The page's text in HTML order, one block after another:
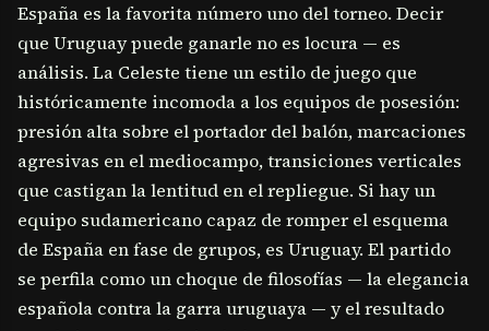
España es la favorita número uno del torneo. Decir
que Uruguay puede ganarle no es locura — es
análisis. La Celeste tiene un estilo de juego que
históricamente incomoda a los equipos de posesión:
presión alta sobre el portador del balón, marcaciones
agresivas en el mediocampo, transiciones verticales
que castigan la lentitud en el repliegue. Si hay un
equipo sudamericano capaz de romper el esquema
de España en fase de grupos, es Uruguay. El partido
se perfila como un choque de filosofías — la elegancia
española contra la garra uruguaya — y el resultado